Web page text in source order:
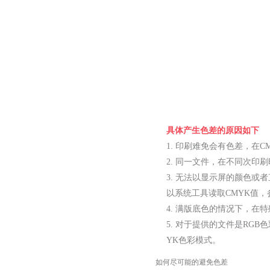
具体产生色差的原因如下
1. 印刷难免会有色差，在
2. 同一文件，在不同次印
3. 无法以显示屏的颜色或
以系统工具读取CMYK值
4. 满版底色的情况下，在
5. 对于提供的文件是RGB
YK色彩模式。
如何尽可能的避免色差